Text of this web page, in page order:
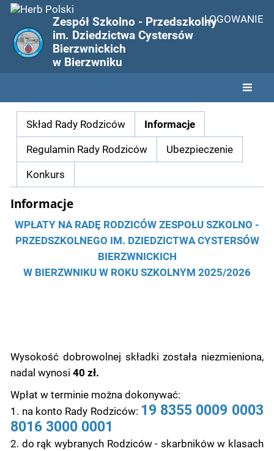
Zespół Szkolno - Przedszkolny
im. Dziedzictwa Cystersów
Bierzwnickich
w Bierzwniku
LOGOWANIE
Rada
Rodziców
Skład Rady Rodziców Informacje
Regulamin Rady Rodziców Ubezpieczenie
Konkurs
Informacje
WPŁATY NA RADĘ RODZICÓW ZESPOŁU SZKOLNO -
PRZEDSZKOLNEGO IM. DZIEDZICTWA CYSTERSÓW
BIERZWNICKICH
W BIERZWNIKU W ROKU SZKOLNYM 2025/2026
Wysokość dobrowolnej składki została niezmieniona,
nadal wynosi40 zł.
Wpłat w terminie można dokonywać:
1. na konto Rady Rodziców: 19 8355 0009 0003
8016 3000 0001
2. do rąk wybranych Rodziców - skarbników w klasach